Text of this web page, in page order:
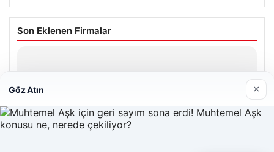
Son Eklenen Firmalar
Göz Atın ×